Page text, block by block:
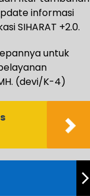
informasi
SIHARAT +2.0.
untuk
(devi/K-4)